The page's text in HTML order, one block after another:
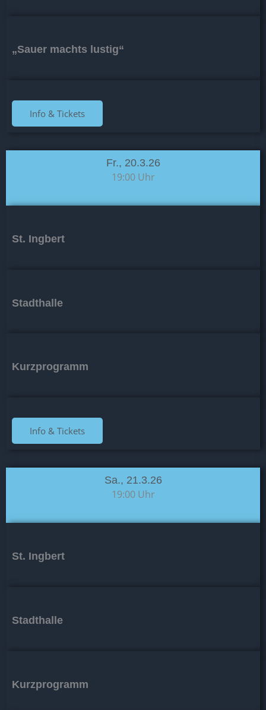
„Sauer machts lustig“
Info & Tickets
Fr., 20.3.26
19:00 Uhr
St. Ingbert
Stadthalle
Kurzprogramm
Info & Tickets
Sa., 21.3.26
19:00 Uhr
St. Ingbert
Stadthalle
Kurzprogramm